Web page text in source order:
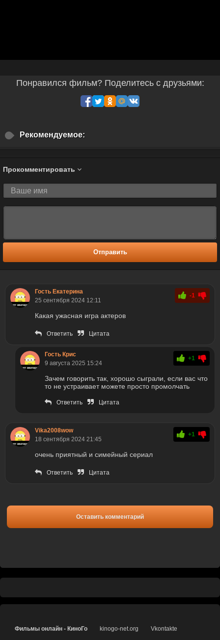
Понравился фильм? Поделитесь с друзьями:
Рекомендуемое:
Прокомментировать
Отправить
Гость Екатерина
25 сентября 2024 12:11
-1
Какая ужасная игра актеров
Ответить Цитата
Гость Крис
9 августа 2025 15:24
+1
Зачем говорить так, хорошо сыграли, если вас что
то не устраивает можете просто промолчать
Ответить Цитата
Vika2008wow
18 сентября 2024 21:45
+1
очень приятный и симейный сериал
Ответить Цитата
Оставить комментарий
Фильмы онлайн - КиноГо kinogo-net.org Vkontakte